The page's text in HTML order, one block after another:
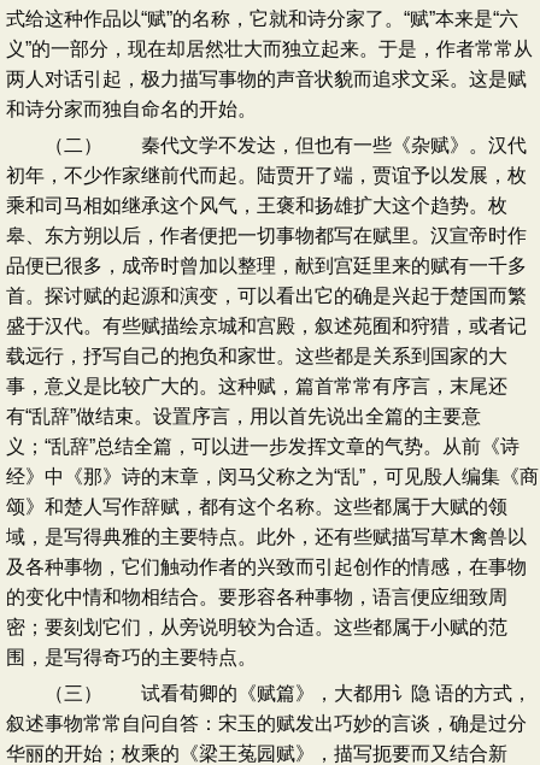
式给这种作品以“赋”的名称，它就和诗分家了。“赋”本来是“六
义”的一部分，现在却居然壮大而独立起来。于是，作者常常从
两人对话引起，极力描写事物的声音状貌而追求文采。这是赋
和诗分家而独自命名的开始。
（二） 秦代文学不发达，但也有一些《杂赋》。汉代
初年，不少作家继前代而起。陆贾开了端，贾谊予以发展，枚
乘和司马相如继承这个风气，王褒和扬雄扩大这个趋势。枚
皋、东方朔以后，作者便把一切事物都写在赋里。汉宣帝时作
品便已很多，成帝时曾加以整理，献到宫廷里来的赋有一千多
首。探讨赋的起源和演变，可以看出它的确是兴起于楚国而繁
盛于汉代。有些赋描绘京城和宫殿，叙述苑囿和狩猎，或者记
载远行，抒写自己的抱负和家世。这些都是关系到国家的大
事，意义是比较广大的。这种赋，篇首常常有序言，末尾还
有“乱辞”做结束。设置序言，用以首先说出全篇的主要意
义；“乱辞”总结全篇，可以进一步发挥文章的气势。从前《诗
经》中《那》诗的末章，闵马父称之为“乱”，可见殷人编集《商
颂》和楚人写作辞赋，都有这个名称。这些都属于大赋的领
域，是写得典雅的主要特点。此外，还有些赋描写草木禽兽以
及各种事物，它们触动作者的兴致而引起创作的情感，在事物
的变化中情和物相结合。要形容各种事物，语言便应细致周
密；要刻划它们，从旁说明较为合适。这些都属于小赋的范
围，是写得奇巧的主要特点。
（三） 试看荀卿的《赋篇》，大都用讠隐 语的方式，
叙述事物常常自问自答：宋玉的赋发出巧妙的言谈，确是过分
华丽的开始；枚乘的《梁王菟园赋》，描写扼要而又结合新